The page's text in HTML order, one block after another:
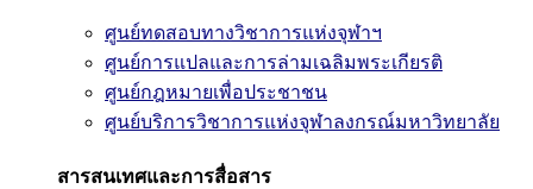
ศูนย์ทดสอบทางวิชาการแห่งจุฬาฯ
ศูนย์การแปลและการล่ามเฉลิมพระเกียรติ
ศูนย์กฎหมายเพื่อประชาชน
ศูนย์บริการวิชาการแห่งจุฬาลงกรณ์มหาวิทยาลัย
สารสนเทศและการสื่อสาร